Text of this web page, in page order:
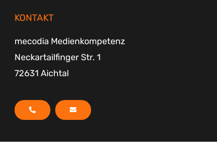
KONTAKT
mecodia Medienkompetenz
Neckartailfinger Str. 1
72631 Aichtal